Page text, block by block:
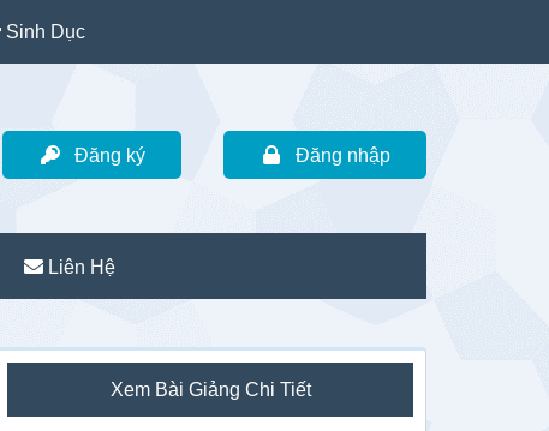
Sinh Dục
Đăng ký Đăng nhập
Liên Hệ
Sidebar
chính
Xem Bài Giảng Chi Tiết